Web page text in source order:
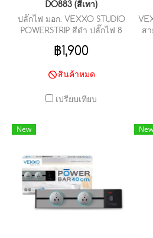
DO883 (สีเทา)
ปลั๊กไฟ มอก. VEXXO STUDIO
POWERSTRIP สีดำ ปลั๊กไฟ 8
TYPE-C + 1 TYPE-C(PD 20W
฿1,900
สินค้าหมด
เปรียบเทียบ
ส
New New